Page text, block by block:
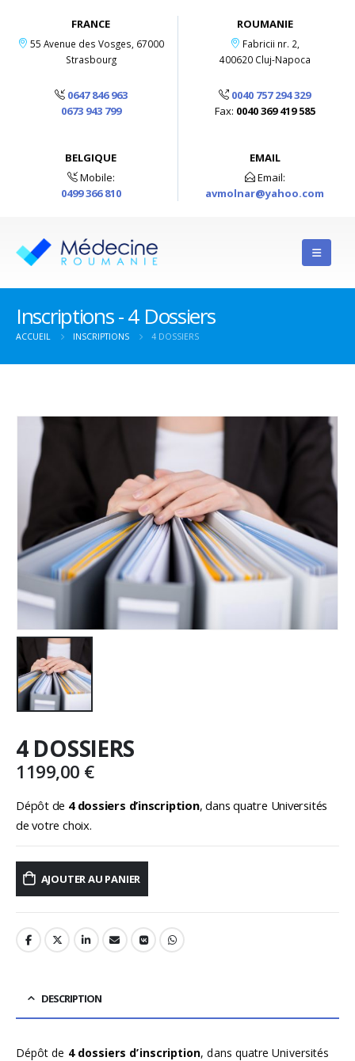
FRANCE
55 Avenue des Vosges, 67000
Strasbourg
0647 846 963
0673 943 799
ROUMANIE
Fabricii nr. 2,
400620 Cluj-Napoca
0040 757 294 329
Fax: 0040 369 419 585
BELGIQUE
Mobile:
0499 366 810
EMAIL
Email:
avmolnar@yahoo.com
Inscriptions - 4 Dossiers
ACCUEIL INSCRIPTIONS 4 DOSSIERS
4 DOSSIERS
1199,00 €
Dépôt de 4 dossiers d’inscription, dans quatre Universités
de votre choix.
AJOUTER AU PANIER
DESCRIPTION
Dépôt de 4 dossiers d’inscription, dans quatre Universités